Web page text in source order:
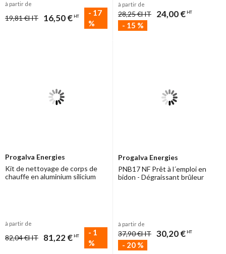
à partir de
19,81 €HT 16,50 € HT - 17
%
à partir de
28,25 €HT 24,00 € HT
- 15 %
Progalva Energies
Kit de nettoyage de corps de
chauffe en aluminium silicium
à partir de
82,04 €HT 81,22 € HT - 1
%
Progalva Energies
PNB17 NF Prêt à l´emploi en
bidon - Dégraissant brûleur
à partir de
37,90 €HT 30,20 € HT
- 20 %